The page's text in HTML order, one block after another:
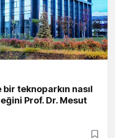
teknoparkın nasıl
Prof. Dr. Mesut